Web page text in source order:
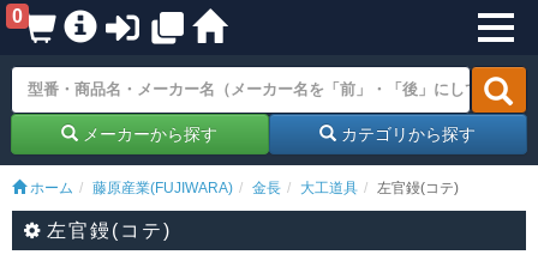
0
メーカーから探す カテゴリから探す
ホーム 藤原産業(FUJIWARA) 金長 大工道具 左官鏝(コテ)
左官鏝(コテ)